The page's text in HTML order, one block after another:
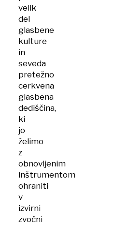
velik
del
glasbene
kulture
in
seveda
pretežno
cerkvena
glasbena
dediščina,
ki
jo
želimo
z
obnovljenim
inštrumentom
ohraniti
v
izvirni
zvočni